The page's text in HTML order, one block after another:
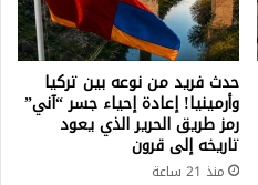
حدث فريد من نوعه بين تركيا
وأرمينيا! إعادة إحياء جسر “آني”
رمز طريق الحرير الذي يعود
تاريخه إلى قرون
منذ 21 ساعة